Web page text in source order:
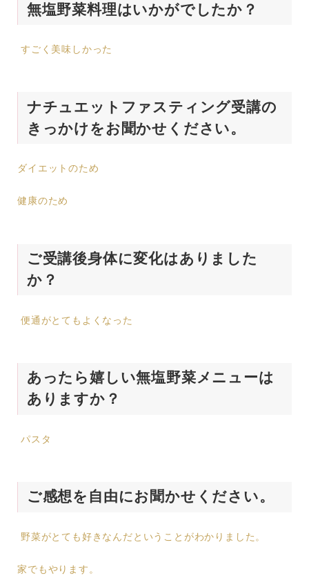
無塩野菜料理はいかがでしたか？
すごく美味しかった
ナチュエットファスティング受講の
きっかけをお聞かせください。
ダイエットのため
健康のため
ご受講後身体に変化はありました
か？
便通がとてもよくなった
あったら嬉しい無塩野菜メニューは
ありますか？
パスタ
ご感想を自由にお聞かせください。
野菜がとても好きなんだということがわかりました。
家でもやります。